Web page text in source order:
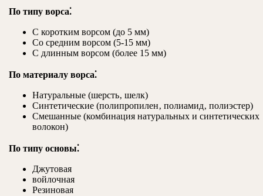
По типу ворса⁚
С коротким ворсом (до 5 мм)
Со средним ворсом (5-15 мм)
С длинным ворсом (более 15 мм)
По материалу ворса⁚
Натуральные (шерсть‚ шелк)
Синтетические (полипропилен‚ полиамид‚ полиэстер)
Смешанные (комбинация натуральных и синтетических
волокон)
По типу основы⁚
Джутовая
войлочная
Резиновая